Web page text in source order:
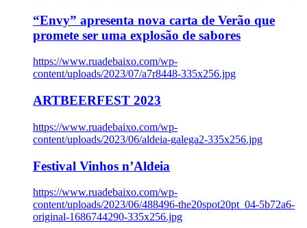
“Envy” apresenta nova carta de Verão que
promete ser uma explosão de sabores
https://www.ruadebaixo.com/wp-
content/uploads/2023/07/a7r8448-335x256.jpg
ARTBEERFEST 2023
https://www.ruadebaixo.com/wp-
content/uploads/2023/06/aldeia-galega2-335x256.jpg
Festival Vinhos n’Aldeia
https://www.ruadebaixo.com/wp-
content/uploads/2023/06/488496-the20spot20pt_04-5b72a6-
original-1686744290-335x256.jpg